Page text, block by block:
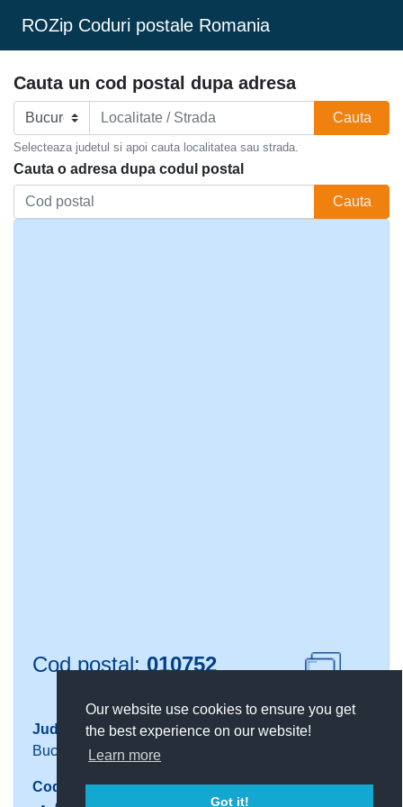
Our website use cookies to ensure you get
the best experience on our website!
Learn more
Got it!
ROZip Coduri postale Romania
Cauta un cod postal dupa adresa
Cauta
Selecteaza judetul si apoi cauta localitatea sau strada.
Cauta o adresa dupa codul postal
Cauta
Cod postal:010752
Județ
Bucuresti
Localitate
Codul este valabil pentru urmatoarele adrese: